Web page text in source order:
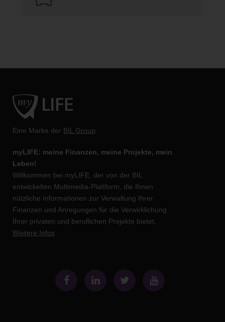
Eine Marke der BIL Group
myLIFE: meine Finanzen, meine Projekte, mein
Leben!
Willkommen bei myLIFE, der von der BIL
entwickelten Multimedia-Plattform, die Ihnen
nützliche Informationen zur Verwaltung Ihrer
Finanzen und Anregungen für die Verwirklichung
Ihrer privaten und beruflichen Projekte bietet.
Weitere Infos